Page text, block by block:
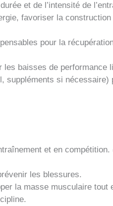
et de l’intensité de
favoriser la
pour la
les baisses de performance
suppléments si
et en
les blessures.
la masse musculaire tout